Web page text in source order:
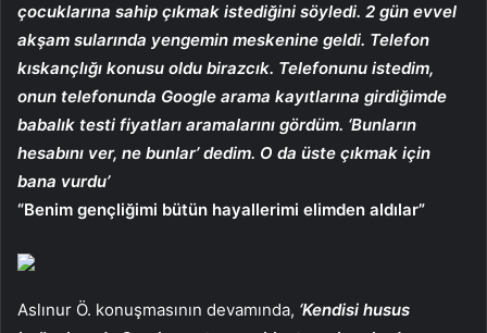
çocuklarına sahip çıkmak istediğini söyledi. 2 gün evvel
akşam sularında yengemin meskenine geldi. Telefon
kıskançlığı konusu oldu birazcık. Telefonunu istedim,
onun telefonunda Google arama kayıtlarına girdiğimde
babalık testi fiyatları aramalarını gördüm. ‘Bunların
hesabını ver, ne bunlar’ dedim. O da üste çıkmak için
bana vurdu’
“Benim gençliğimi bütün hayallerimi elimden aldılar”
Aslınur Ö. konuşmasının devamında, ‘Kendisi husus